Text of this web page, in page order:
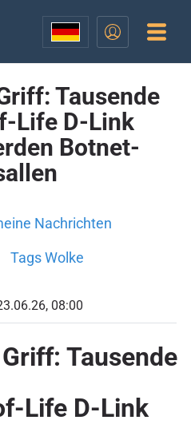
Tausende
Life D-Link
Botnet-
Nachrichten
Tags Wolke
08:00
Tausende
Life D-Link